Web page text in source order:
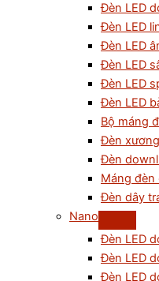
Đèn LED
Đèn LED
Đèn LED
Đèn LED
Đèn LED
Đèn LED
Bộ máng
Đèn
Đèn
Máng đèn
Đèn dây
Nano
Đèn LED
Đèn LED
Đèn LED